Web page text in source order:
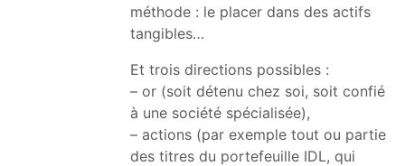
méthode : le placer dans des actifs
tangibles…
Et trois directions possibles :
– or (soit détenu chez soi, soit confié
à une société spécialisée),
– actions (par exemple tout ou partie
des titres du portefeuille IDL, qui